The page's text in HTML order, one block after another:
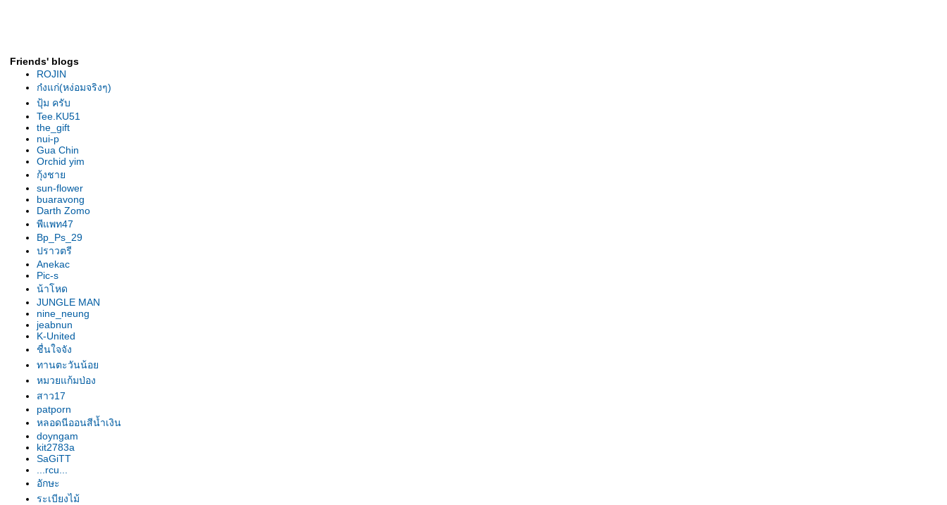
Friends' blogs
ROJIN
ก๋งแก่(หง่อมจริงๆ)
ปุ้ม ครับ
Tee.KU51
the_gift
nui-p
Gua Chin
Orchid yim
กุ้งชา
sun-flower
buaravong
Darth Zomo
พีแพท47
Bp_Ps_29
ปราวตรี
Anekac
Pic-s
น้าโหด
JUNGLE MAN
nine_neung
jeabnun
K-United
ชื่นใจจัง
ทานตะวันน้อ
หมวยแก้มป่อง
สาว17
patporn
หลอดนีออนสีน้ำเงิน
doyngam
kit2783a
SaGiTT
...rcu...
อักษะ
ระเบียงไม้